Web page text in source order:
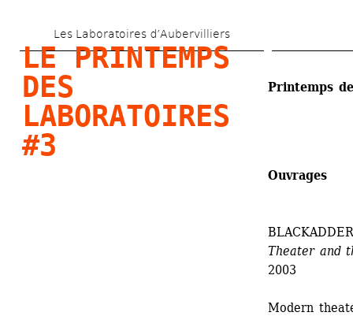
to
main
Les Laboratoires d’Aubervilliers
LE PRINTEMPS
DES
LABORATOIRES
#3
Printemps
Ouvrages
Theater and
2003
Modern